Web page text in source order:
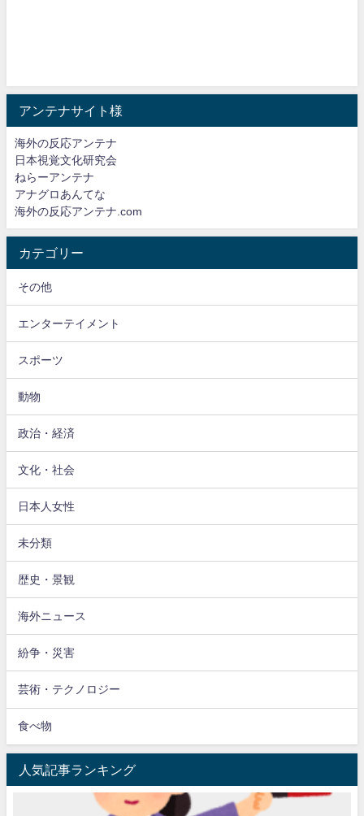
アンテナサイト様
海外の反応アンテナ
日本視覚文化研究会
ねらーアンテナ
アナグロあんてな
海外の反応アンテナ.com
カテゴリー
その他
エンターテイメント
スポーツ
動物
政治・経済
文化・社会
日本人女性
未分類
歴史・景観
海外ニュース
紛争・災害
芸術・テクノロジー
食べ物
人気記事ランキング